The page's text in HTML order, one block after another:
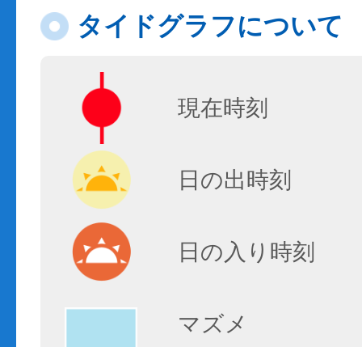
タイドグラフについて
現在時刻
日の出時刻
日の入り時刻
マズメ